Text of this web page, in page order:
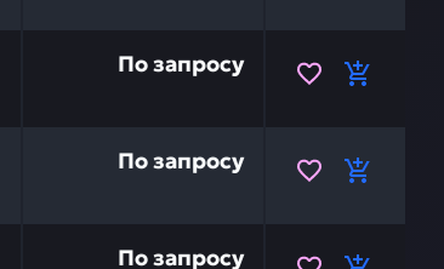
51ER-52512 — это инвестиция в
По запросу
51ER-52502 — это инвестиция в
По запросу
это инвестиция в бесперебойную
По запросу